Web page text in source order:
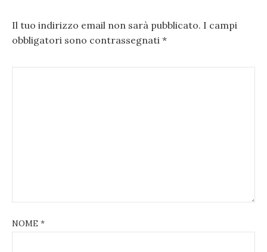
Il tuo indirizzo email non sarà pubblicato. I campi
obbligatori sono contrassegnati *
NOME *